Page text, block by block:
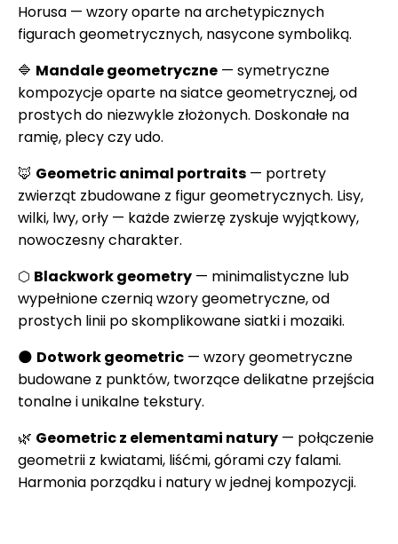
Horusa — wzory oparte na archetypicznych
figurach geometrycznych, nasycone symboliką.
🔷 Mandale geometryczne — symetryczne
kompozycje oparte na siatce geometrycznej, od
prostych do niezwykle złożonych. Doskonałe na
ramię, plecy czy udo.
🦊 Geometric animal portraits — portrety
zwierząt zbudowane z figur geometrycznych. Lisy,
wilki, lwy, orły — każde zwierzę zyskuje wyjątkowy,
nowoczesny charakter.
⬡ Blackwork geometry — minimalistyczne lub
wypełnione czernią wzory geometryczne, od
prostych linii po skomplikowane siatki i mozaiki.
🌑 Dotwork geometric — wzory geometryczne
budowane z punktów, tworzące delikatne przejścia
tonalne i unikalne tekstury.
🌿 Geometric z elementami natury — połączenie
geometrii z kwiatami, liśćmi, górami czy falami.
Harmonia porządku i natury w jednej kompozycji.